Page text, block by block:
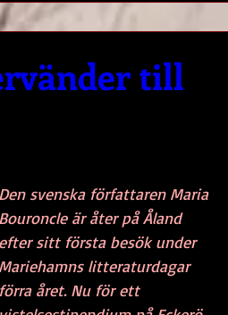
till
Den svenska författaren Maria
Bouroncle är åter på Åland
efter sitt första besök under
Mariehamns litteraturdagar
förra året. Nu för ett